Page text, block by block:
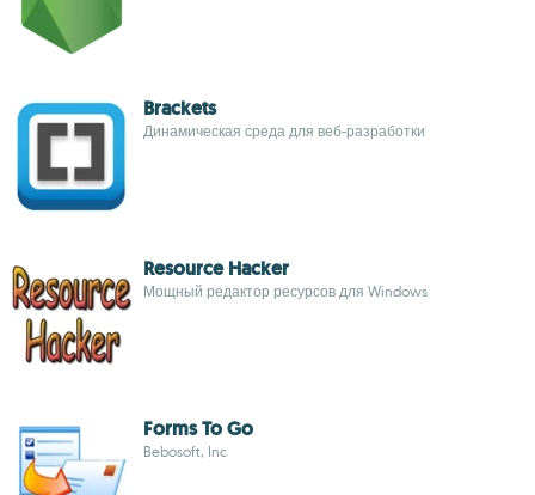
Brackets
Динамическая среда для веб-разработки
Resource Hacker
Мощный редактор ресурсов для Windows
Forms To Go
Bebosoft, Inc